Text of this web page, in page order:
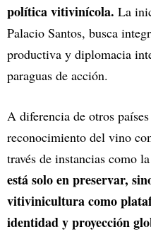
política vitivinícola. La
Palacio Santos, busca
productiva y diplomacia
paraguas de acción.
A diferencia de otros
reconocimiento del vino
través de instancias como
está solo en preservar,
vitivinicultura como
identidad y proyección